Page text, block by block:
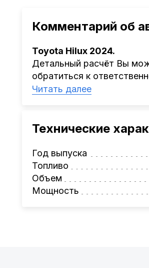
Комментарий об
Toyota Hilux 2024.
Детальный расчёт Вы
обратиться к
Наша компания
проверка автомобиля,
растаможке. Экономьте
Также, для граждан РБ
Условия и подробности
AutoCapital
– просто
Читать далее
Технические
Год выпуска
Топливо
Объем
Мощность